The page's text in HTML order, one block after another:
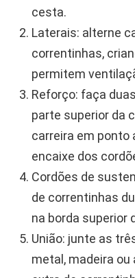
cesta.
Laterais: alterne
correntinhas,
permitem
Reforço: faça
parte superior da
carreira em ponto
encaixe dos
Cordões de
de correntinhas
na borda superior
União: junte as
metal, madeira ou